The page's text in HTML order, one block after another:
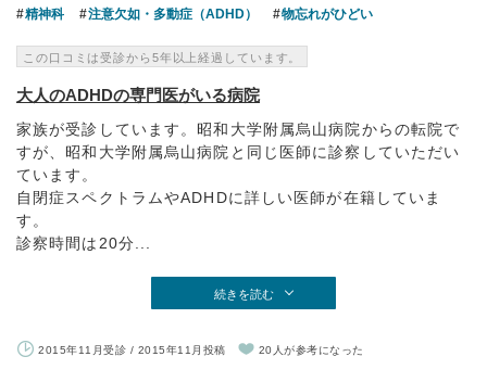
精神科 注意欠如・多動症（ADHD） 物忘れがひどい
この口コミは受診から5年以上経過しています。
大人のADHDの専門医がいる病院
家族が受診しています。昭和大学附属烏山病院からの転院で
すが、昭和大学附属烏山病院と同じ医師に診察していただい
ています。
自閉症スペクトラムやADHDに詳しい医師が在籍していま
す。
診察時間は20分...
続きを読む
2015年11月受診 / 2015年11月投稿 20人が参考になった